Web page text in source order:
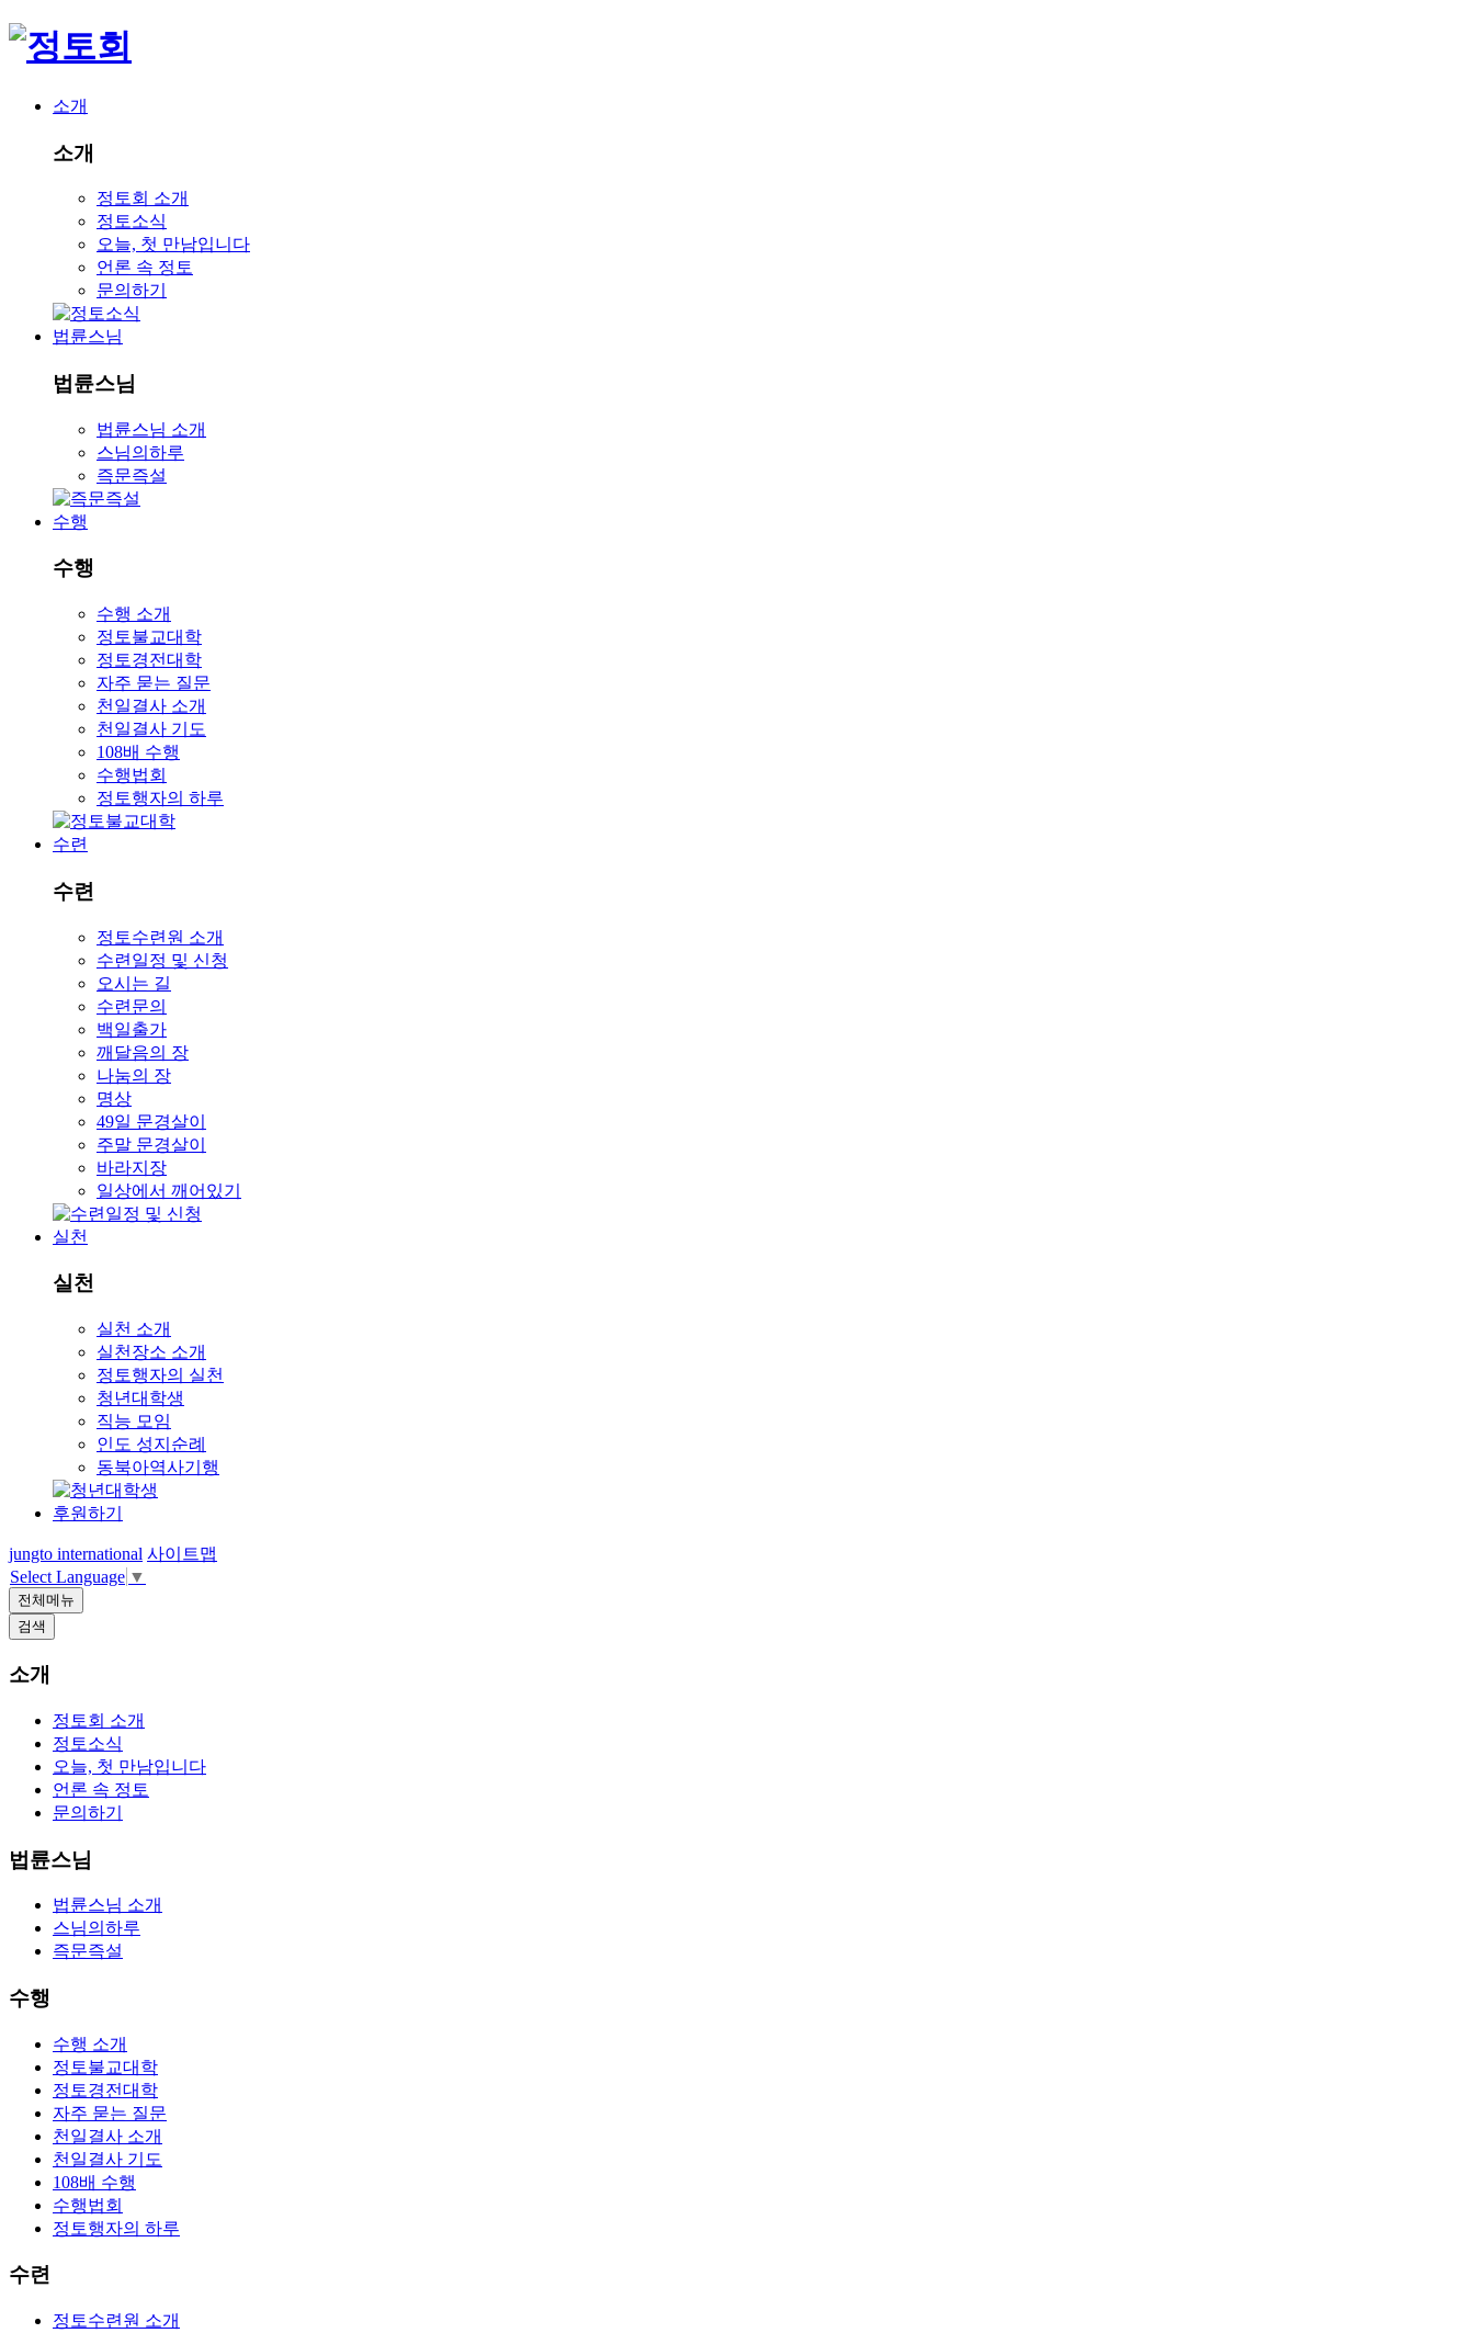
소개
소개
정토회 소개
정토소식
오늘, 첫 만남입니다
언론 속 정토
문의하기
법륜스님
법륜스님
법륜스님 소개
스님의하루
즉문즉설
수행
수행
수행 소개
정토불교대학
정토경전대학
자주 묻는 질문
천일결사 소개
천일결사 기도
108배 수행
수행법회
정토행자의 하루
수련
수련
정토수련원 소개
수련일정 및 신청
오시는 길
수련문의
백일출가
깨달음의 장
나눔의 장
명상
49일 문경살이
주말 문경살이
바라지장
일상에서 깨어있기
실천
실천
실천 소개
실천장소 소개
정토행자의 실천
청년대학생
직능 모임
인도 성지순례
동북아역사기행
후원하기
jungto international 사이트맵
Select Language ▼
전체메뉴
검색
소개
정토회 소개
정토소식
오늘, 첫 만남입니다
언론 속 정토
문의하기
법륜스님
법륜스님 소개
스님의하루
즉문즉설
수행
수행 소개
정토불교대학
정토경전대학
자주 묻는 질문
천일결사 소개
천일결사 기도
108배 수행
수행법회
정토행자의 하루
수련
정토수련원 소개